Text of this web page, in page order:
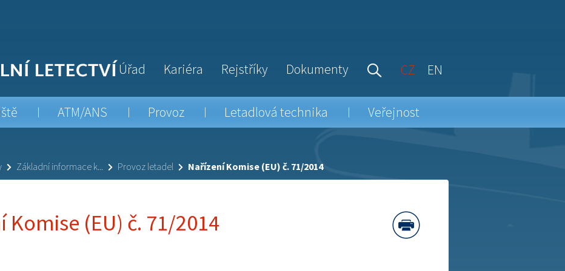
Úřad Kariéra Rejstříky Dokumenty CZ EN
ATM/ANS Provoz Letadlová technika Veřejnost
Základní informace k... Provoz letadel Nařízení Komise (EU) č. 71/2014
Komise (EU) č. 71/2014